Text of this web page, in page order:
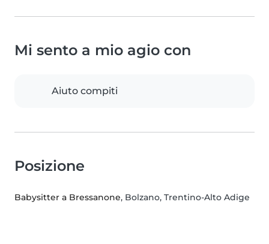
Mi sento a mio agio con
Aiuto compiti
Posizione
Babysitter a Bressanone, Bolzano, Trentino-Alto Adige